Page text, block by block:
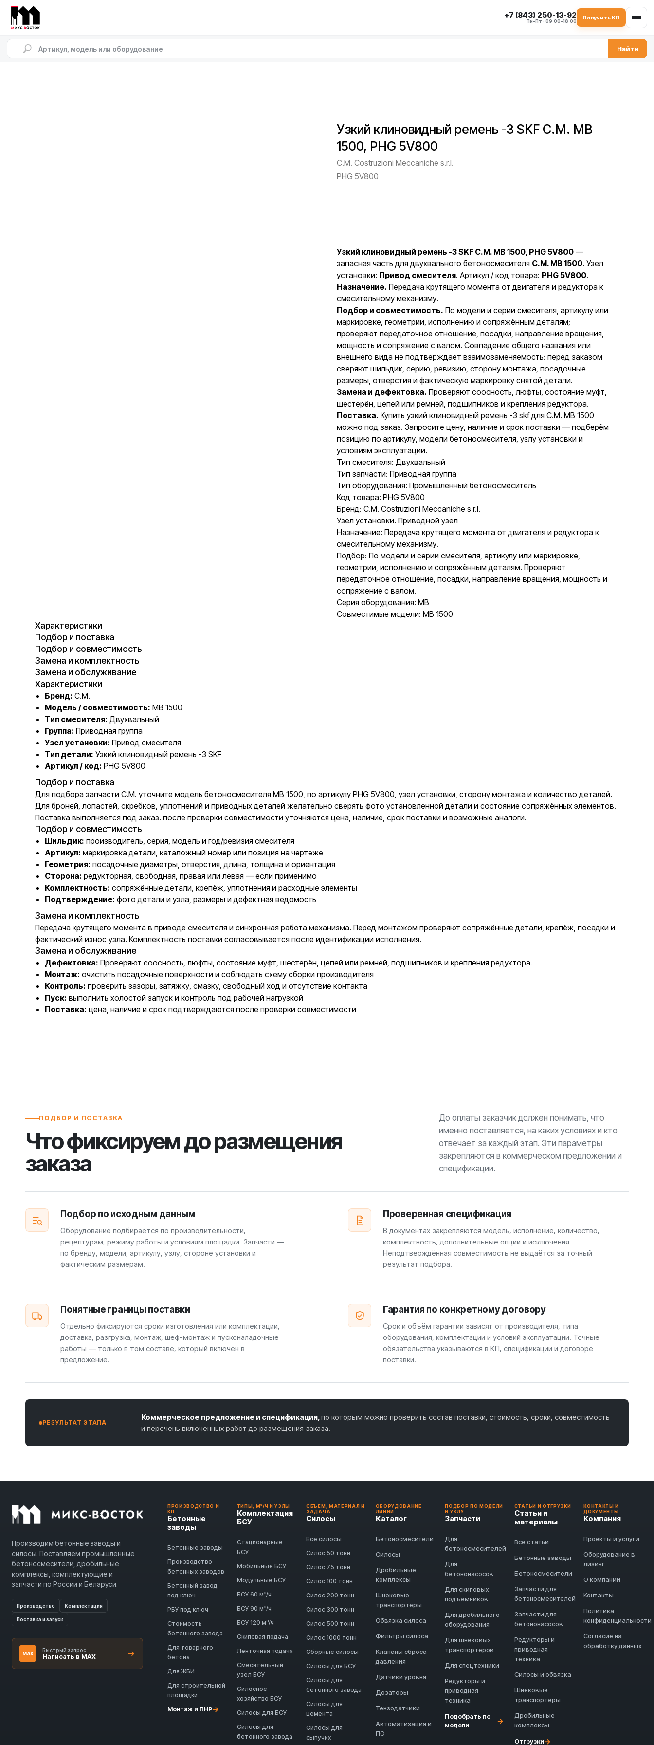
+7 (843) 250-13-92
Пн–Пт · 09:00–18:00
Получить КП
Найти
Узкий клиновидный ремень -3 SKF C.M. MB
1500, PHG 5V800
C.M. Costruzioni Meccaniche s.r.l.
PHG 5V800
Узкий клиновидный ремень -3 SKF C.M. MB 1500, PHG 5V800 —
запасная часть для двухвального бетоносмесителя C.M. MB 1500. Узел
установки: Привод смесителя. Артикул / код товара: PHG 5V800.
Назначение. Передача крутящего момента от двигателя и редуктора к
смесительному механизму.
Подбор и совместимость. По модели и серии смесителя, артикулу или
маркировке, геометрии, исполнению и сопряжённым деталям;
проверяют передаточное отношение, посадки, направление вращения,
мощность и сопряжение с валом. Совпадение общего названия или
внешнего вида не подтверждает взаимозаменяемость: перед заказом
сверяют шильдик, серию, ревизию, сторону монтажа, посадочные
размеры, отверстия и фактическую маркировку снятой детали.
Замена и дефектовка. Проверяют соосность, люфты, состояние муфт,
шестерён, цепей или ремней, подшипников и крепления редуктора.
Поставка. Купить узкий клиновидный ремень -3 skf для C.M. MB 1500
можно под заказ. Запросите цену, наличие и срок поставки — подберём
позицию по артикулу, модели бетоносмесителя, узлу установки и
условиям эксплуатации.
Тип смесителя: Двухвальный
Тип запчасти: Приводная группа
Тип оборудования: Промышленный бетоносмеситель
Код товара: PHG 5V800
Бренд: C.M. Costruzioni Meccaniche s.r.l.
Узел установки: Приводной узел
Назначение: Передача крутящего момента от двигателя и редуктора к
смесительному механизму.
Подбор: По модели и серии смесителя, артикулу или маркировке,
геометрии, исполнению и сопряжённым деталям. Проверяют
передаточное отношение, посадки, направление вращения, мощность и
сопряжение с валом.
Серия оборудования: MB
Совместимые модели: MB 1500
Характеристики
Подбор и поставка
Подбор и совместимость
Замена и комплектность
Замена и обслуживание
Характеристики
Бренд: C.M.
Модель / совместимость: MB 1500
Тип смесителя: Двухвальный
Группа: Приводная группа
Узел установки: Привод смесителя
Тип детали: Узкий клиновидный ремень -3 SKF
Артикул / код: PHG 5V800
Подбор и поставка
Для подбора запчасти C.M. уточните модель бетоносмесителя MB 1500, по артикулу PHG 5V800, узел установки, сторону монтажа и количество деталей.
Для броней, лопастей, скребков, уплотнений и приводных деталей желательно сверять фото установленной детали и состояние сопряжённых элементов.
Поставка выполняется под заказ: после проверки совместимости уточняются цена, наличие, срок поставки и возможные аналоги.
Подбор и совместимость
Шильдик: производитель, серия, модель и год/ревизия смесителя
Артикул: маркировка детали, каталожный номер или позиция на чертеже
Геометрия: посадочные диаметры, отверстия, длина, толщина и ориентация
Сторона: редукторная, свободная, правая или левая — если применимо
Комплектность: сопряжённые детали, крепёж, уплотнения и расходные элементы
Подтверждение: фото детали и узла, размеры и дефектная ведомость
Замена и комплектность
Передача крутящего момента в приводе смесителя и синхронная работа механизма. Перед монтажом проверяют сопряжённые детали, крепёж, посадки и
фактический износ узла. Комплектность поставки согласовывается после идентификации исполнения.
Замена и обслуживание
Дефектовка: Проверяют соосность, люфты, состояние муфт, шестерён, цепей или ремней, подшипников и крепления редуктора.
Монтаж: очистить посадочные поверхности и соблюдать схему сборки производителя
Контроль: проверить зазоры, затяжку, смазку, свободный ход и отсутствие контакта
Пуск: выполнить холостой запуск и контроль под рабочей нагрузкой
Поставка: цена, наличие и срок подтверждаются после проверки совместимости
ПОДБОР И ПОСТАВКА
Что фиксируем до размещения
заказа
До оплаты заказчик должен понимать, что
именно поставляется, на каких условиях и кто
отвечает за каждый этап. Эти параметры
закрепляются в коммерческом предложении и
спецификации.
Подбор по исходным данным
Оборудование подбирается по производительности,
рецептурам, режиму работы и условиям площадки. Запчасти —
по бренду, модели, артикулу, узлу, стороне установки и
фактическим размерам.
Проверенная спецификация
В документах закрепляются модель, исполнение, количество,
комплектность, дополнительные опции и исключения.
Неподтверждённая совместимость не выдаётся за точный
результат подбора.
Понятные границы поставки
Отдельно фиксируются сроки изготовления или комплектации,
доставка, разгрузка, монтаж, шеф-монтаж и пусконаладочные
работы — только в том составе, который включён в
предложение.
Гарантия по конкретному договору
Срок и объём гарантии зависят от производителя, типа
оборудования, комплектации и условий эксплуатации. Точные
обязательства указываются в КП, спецификации и договоре
поставки.
РЕЗУЛЬТАТ ЭТАПА
Коммерческое предложение и спецификация,по которым можно проверить состав поставки, стоимость, сроки, совместимость
и перечень включённых работ до размещения заказа.
Производим бетонные заводы и
силосы. Поставляем промышленные
бетоносмесители, дробильные
комплексы, комплектующие и
запчасти по России и Беларуси.
Производство Комплектация
Поставка и запуск
MAX
Быстрый запрос
Написать в MAX
ПРОИЗВОДСТВО И
КП
Бетонные
заводы
Бетонные заводы
Производство
бетонных заводов
Бетонный завод
под ключ
РБУ под ключ
Стоимость
бетонного завода
Для товарного
бетона
Для ЖБИ
Для строительной
площадки
Монтаж и ПНР→
ТИПЫ, М³/Ч И УЗЛЫ
Комплектация
БСУ
Стационарные
БСУ
Мобильные БСУ
Модульные БСУ
БСУ 60 м³/ч
БСУ 90 м³/ч
БСУ 120 м³/ч
Скиповая подача
Ленточная подача
Смесительный
узел БСУ
Силосное
хозяйство БСУ
Силосы для БСУ
Силосы для
бетонного завода
ОБЪЁМ, МАТЕРИАЛ И
ЗАДАЧА
Силосы
Все силосы
Силос 50 тонн
Силос 75 тонн
Силос 100 тонн
Силос 200 тонн
Силос 300 тонн
Силос 500 тонн
Силос 1000 тонн
Сборные силосы
Силосы для БСУ
Силосы для
бетонного завода
Силосы для
цемента
Силосы для
сыпучих
ОБОРУДОВАНИЕ
ЛИНИИ
Каталог
Бетоносмесители
Силосы
Дробильные
комплексы
Шнековые
транспортёры
Обвязка силоса
Фильтры силоса
Клапаны сброса
давления
Датчики уровня
Дозаторы
Тензодатчики
Автоматизация и
ПО
ПОДБОР ПО МОДЕЛИ
И УЗЛУ
Запчасти
Для
бетоносмесителей
Для
бетононасосов
Для скиповых
подъёмников
Для дробильного
оборудования
Для шнековых
транспортёров
Для спецтехники
Редукторы и
приводная
техника
Подобрать по
модели
→
СТАТЬИ И ОТГРУЗКИ
Статьи и
материалы
Все статьи
Бетонные заводы
Бетоносмесители
Запчасти для
бетоносмесителей
Запчасти для
бетононасосов
Редукторы и
приводная
техника
Силосы и обвязка
Шнековые
транспортёры
Дробильные
комплексы
Отгрузки→
КОНТАКТЫ И
ДОКУМЕНТЫ
Компания
Проекты и услуги
Оборудование в
лизинг
О компании
Контакты
Политика
конфиденциальности
Согласие на
обработку данных